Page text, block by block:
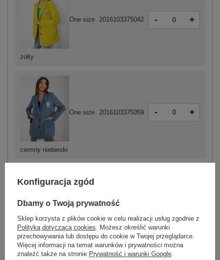
żółty
One size 2016103375042 - +
ciemny niebieski
One size 2016103375059 - +
ciemny zielony
One size 2016103377084
Konfiguracja zgód
Dbamy o Twoją prywatność
Sklep korzysta z plików cookie w celu realizacji usług zgodnie z
Polityką dotyczącą cookies. Możesz określić warunki
przechowywania lub dostępu do cookie w Twojej przeglądarce.
Więcej informacji na temat warunków i prywatności można
znaleźć także na stronie Prywatność i warunki Google.